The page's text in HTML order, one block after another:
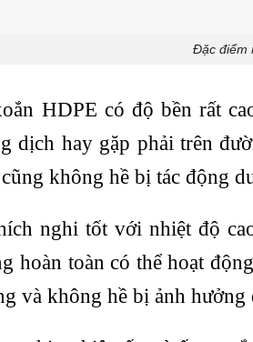
Đặc điểm
HDPE có độ bền rất
dịch hay gặp phải trên
không hề bị tác động
nghi tốt với nhiệt độ
hoàn toàn có thể hoạt
và không hề bị ảnh hưởng